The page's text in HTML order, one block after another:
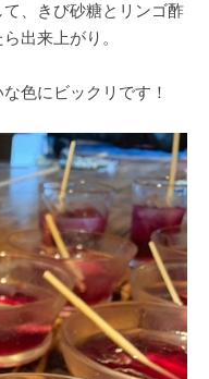
、きび砂糖とリンゴ酢
出来上がり。
色にビックリです！